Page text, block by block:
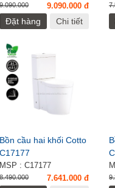
9.090.000 9.090.000 đ
Đặt hàng Chi tiết
Bồn cầu hai khối Cotto
C17177
MSP : C17177
8.490.000 7.641.000 đ